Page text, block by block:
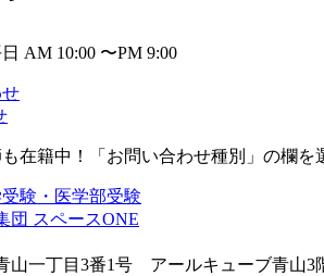
AM 10:00 〜PM 9:00
も在籍中！「お問い合わせ種別」の欄を
験・医学部受験
団 スペースONE
山一丁目3番1号 アールキューブ青山3